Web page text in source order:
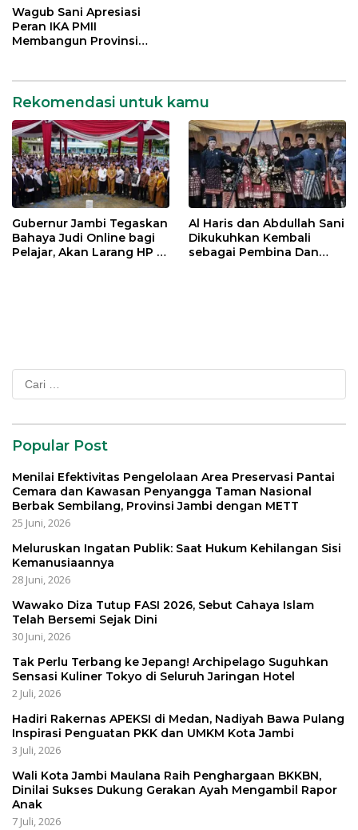
Wagub Sani Apresiasi
Peran IKA PMII
Membangun Provinsi
Rekomendasi untuk kamu
Gubernur Jambi Tegaskan
Bahaya Judi Online bagi
Pelajar, Akan Larang HP di
Al Haris dan Abdullah Sani
Dikukuhkan Kembali
sebagai Pembina Dan
Cari
untuk:
Popular Post
Menilai Efektivitas Pengelolaan Area Preservasi Pantai
Cemara dan Kawasan Penyangga Taman Nasional
Berbak Sembilang, Provinsi Jambi dengan METT
25 Juni, 2026
Meluruskan Ingatan Publik: Saat Hukum Kehilangan Sisi
Kemanusiaannya
28 Juni, 2026
Wawako Diza Tutup FASI 2026, Sebut Cahaya Islam
Telah Bersemi Sejak Dini
30 Juni, 2026
Tak Perlu Terbang ke Jepang! Archipelago Suguhkan
Sensasi Kuliner Tokyo di Seluruh Jaringan Hotel
2 Juli, 2026
Hadiri Rakernas APEKSI di Medan, Nadiyah Bawa Pulang
Inspirasi Penguatan PKK dan UMKM Kota Jambi
3 Juli, 2026
Wali Kota Jambi Maulana Raih Penghargaan BKKBN,
Dinilai Sukses Dukung Gerakan Ayah Mengambil Rapor
Anak
7 Juli, 2026